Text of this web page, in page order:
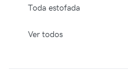
Toda estofada
Ver todos